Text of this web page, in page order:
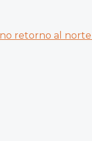
retorno al norte